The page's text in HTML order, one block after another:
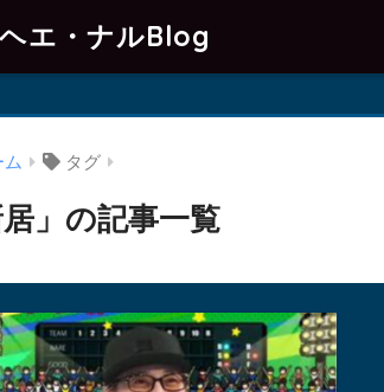
ヘエ・ナルBlog
ム タグ
居」の記事一覧